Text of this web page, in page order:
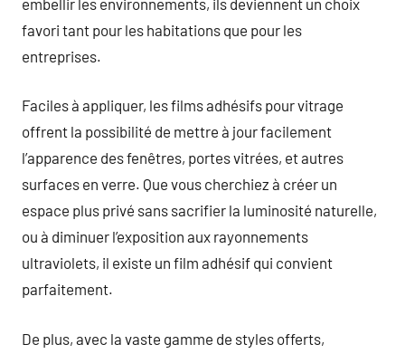
favori tant pour les habitations que pour les
entreprises.
Faciles à appliquer, les films adhésifs pour vitrage
offrent la possibilité de mettre à jour facilement
l’apparence des fenêtres, portes vitrées, et autres
surfaces en verre. Que vous cherchiez à créer un
espace plus privé sans sacrifier la luminosité naturelle,
ou à diminuer l’exposition aux rayonnements
ultraviolets, il existe un film adhésif qui convient
parfaitement.
De plus, avec la vaste gamme de styles offerts,